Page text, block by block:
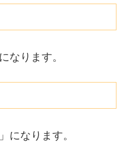
なります。
」になります。